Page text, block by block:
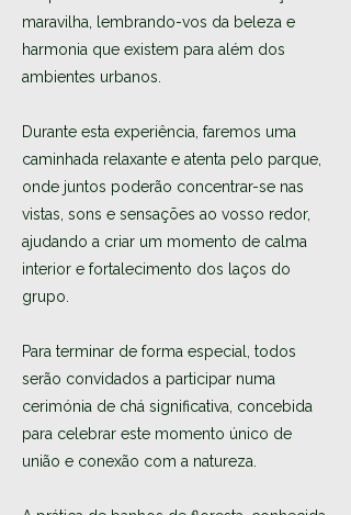
maravilha, lembrando-vos da beleza e
harmonia que existem para além dos
ambientes urbanos.
Durante esta experiência, faremos uma
caminhada relaxante e atenta pelo parque,
onde juntos poderão concentrar-se nas
vistas, sons e sensações ao vosso redor,
ajudando a criar um momento de calma
interior e fortalecimento dos laços do
grupo.
Para terminar de forma especial, todos
serão convidados a participar numa
cerimónia de chá significativa, concebida
para celebrar este momento único de
união e conexão com a natureza.